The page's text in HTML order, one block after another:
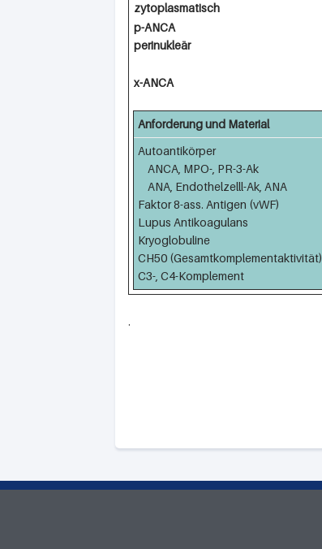
zytoplasmatisch
p-ANCA
perinukleär
x-ANCA
Anforderung und Material
Autoantikörper
ANCA, MPO-, PR-3-Ak
ANA, Endothelzelll-Ak, ANA
Faktor 8-ass. Antigen (vWF)
Lupus Antikoagulans
Kryoglobuline
CH50 (Gesamtkomplementaktivität)
C3-, C4-Komplement
.